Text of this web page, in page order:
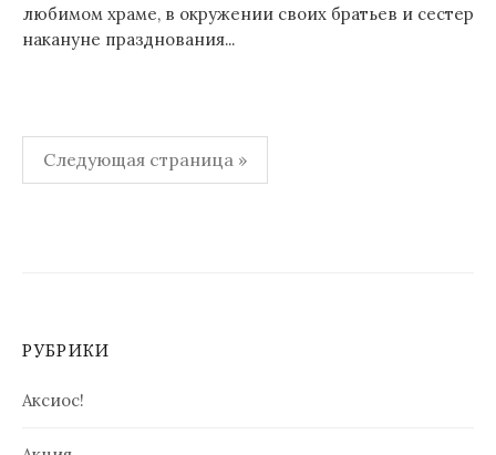
любимом храме, в окружении своих братьев и сестер
накануне празднования...
Навигация
по
Следующая страница »
РУБРИКИ
Аксиос!